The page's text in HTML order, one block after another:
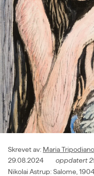
Skrevet av: Maria
29.08.2024
oppdatert
Nikolai Astrup: Salome,